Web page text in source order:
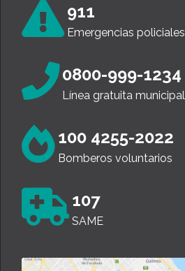
911
Emergencias policiales
0800-999-1234
Línea gratuita municipal
100 4255-2022
Bomberos voluntarios
107
SAME